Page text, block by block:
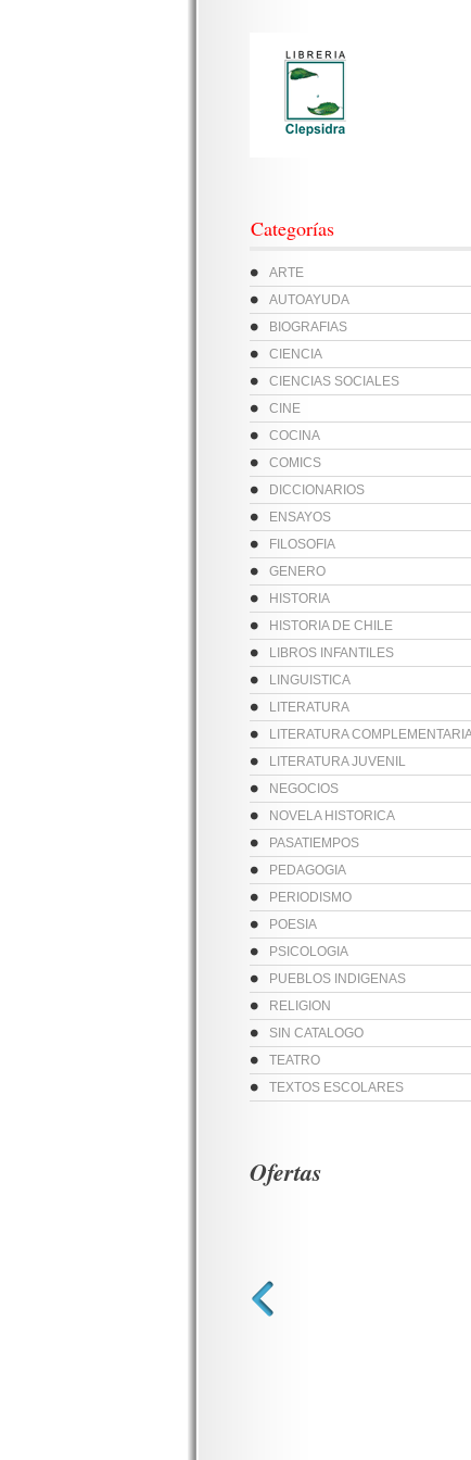
Categorías
ARTE
AUTOAYUDA
BIOGRAFIAS
CIENCIA
CIENCIAS SOCIALES
CINE
COCINA
COMICS
DICCIONARIOS
ENSAYOS
FILOSOFIA
GENERO
HISTORIA
HISTORIA DE CHILE
LIBROS INFANTILES
LINGUISTICA
LITERATURA
LITERATURA
LITERATURA JUVENIL
NEGOCIOS
NOVELA HISTORICA
PASATIEMPOS
PEDAGOGIA
PERIODISMO
POESIA
PSICOLOGIA
PUEBLOS INDIGENAS
RELIGION
SIN CATALOGO
TEATRO
TEXTOS ESCOLARES
Ofertas